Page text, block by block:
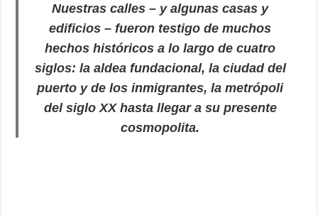
Nuestras calles – y algunas casas y
edificios – fueron testigo de muchos
hechos históricos a lo largo decuatro
siglos: la aldea fundacional, la ciudad del
puerto y de los inmigrantes, la metrópoli
del siglo XX hasta llegar a su presente
cosmopolita.